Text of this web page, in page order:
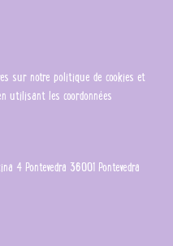
sur notre politique de cookies et
utilisant les coordonnées
4 Pontevedra 36001 Pontevedra